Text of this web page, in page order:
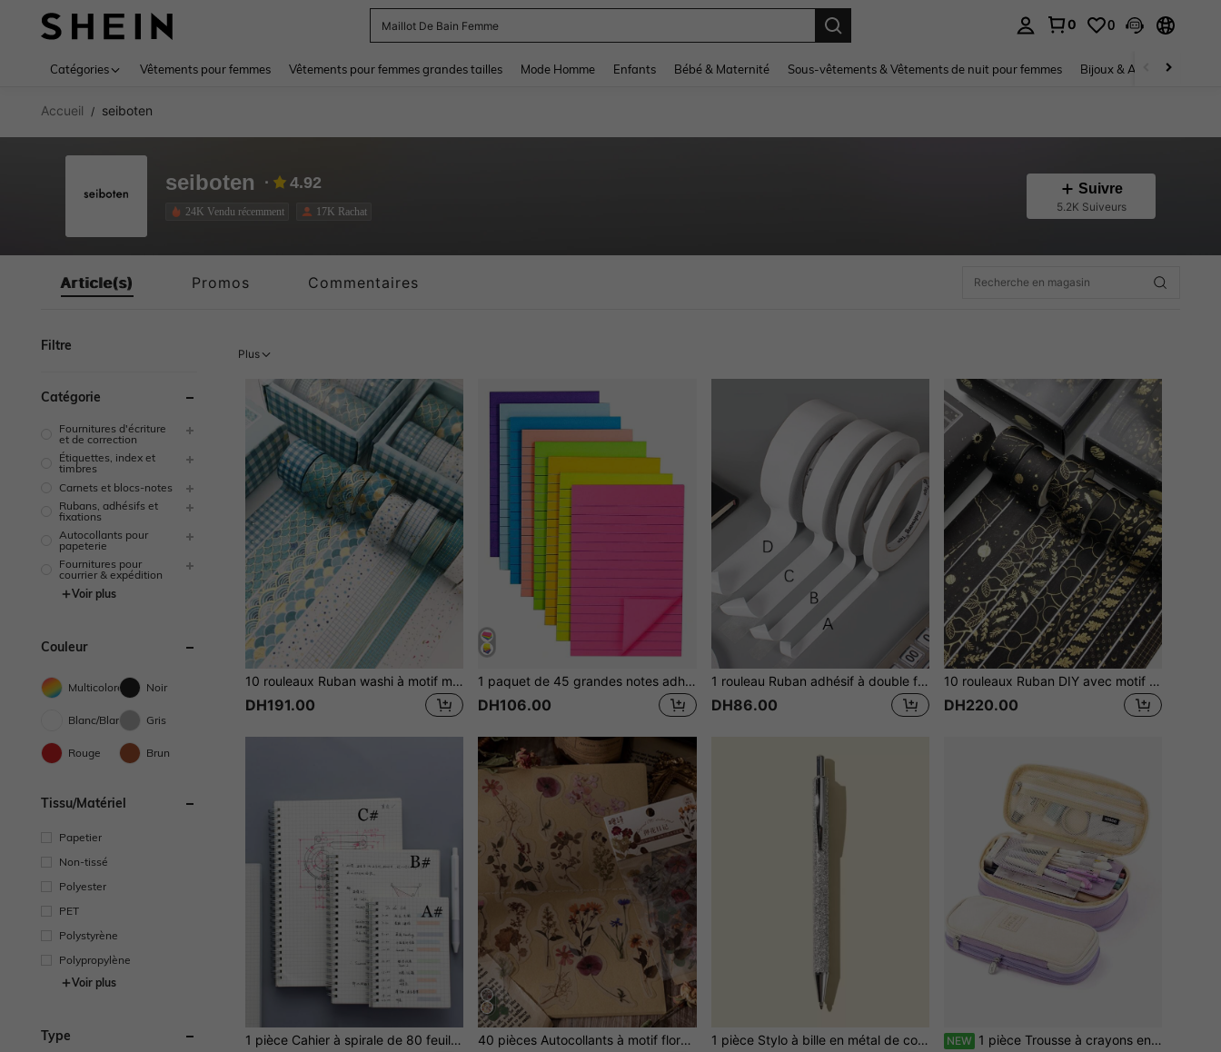
Sac
0 0
Catégories Vêtements pour femmes Vêtements pour femmes grandes tailles Mode Homme Enfants Bébé & Maternité Sous-vêtements & Vêtements de nuit pour femmes Bijoux & Accessoires pour
Accueil / seiboten
seiboten 4.92
24K Vendu récemment 17K Rachat
Suivre
5.2K Suiveurs
Article(s) Promos Commentaires
Filtre
Catégorie
Fournitures d'écriture
et de correction
Étiquettes, index et
timbres
Carnets et blocs-notes
Rubans, adhésifs et
fixations
Autocollants pour
papeterie
Fournitures pour
courrier & expédition
Voir plus
Couleur
Multicolore Noir
Blanc/Blanche Gris
Rouge Brun
Tissu/matériel
Papetier
Non-tissé
Polyester
PET
Polystyrène
Polypropylène
Voir plus
Type
Plus
10 rouleaux Ruban washi à motif mixte
DH191.00
1 paquet de 45 grandes notes adhésives fluorescentes, 1 cahier aléatoire
DH106.00
1 rouleau Ruban adhésif à double face
DH86.00
10 rouleaux Ruban DIY avec motif estampage à chaud
DH220.00
1 pièce Cahier à spirale de 80 feuilles avec couverture en PP, pages intérieures à grille de lignes horizontales, couverture rigide imperméable pour étudiant ou bloc-notes d'entreprise, fournitures de papeterie A5/B5 5,9 x 8 pouces 7,2 x 10 pouces, rentrée scolaire, fournitures scolaires 40 pièces Autocollants à motif floral, Autocollants PET rétro, Pour scrapbooking DIY, fournitures scolaires de rentrée 1 pièce Stylo à bille en métal de couleur argentée, 1.0mm noir, 1 pièce argentée / 2 pièces (argenté + couronne noire) Rentrée des classes NEW 1 pièce Trousse à crayons en canevas grande capacité multifonction, sac de rangement de papeterie double couche grande capacité